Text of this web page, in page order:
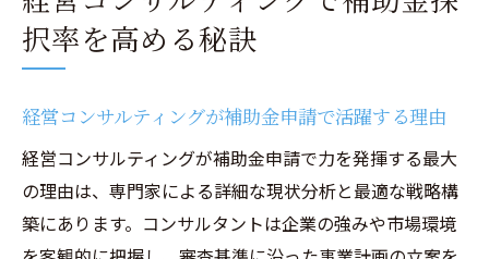
ポイント
方法
解説
経営コンサルティングによる審査基準の理
解と対策
択率を高める秘訣
経営コンサルティングが補助金申請で活躍する理由
経営コンサルティングが補助金申請で力を発揮する最大
の理由は、専門家による詳細な現状分析と最適な戦略構
築にあります。コンサルタントは企業の強みや市場環境